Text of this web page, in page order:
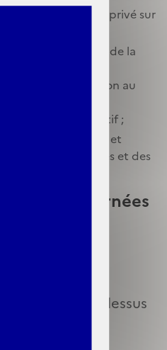
Partenaires privé sur
contacts ;
au suivi de la
(C2S), et
et à la diffusion au
organismes
du dispositif ;
juridiques et
de ces organismes et des
concernées
4 de la Loi
seules les
à la
exposées ci-dessus